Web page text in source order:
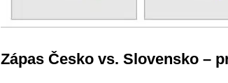
Zápas Česko vs. Slovensko –